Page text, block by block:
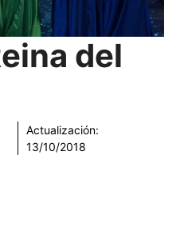
del
Actualización:
13/10/2018